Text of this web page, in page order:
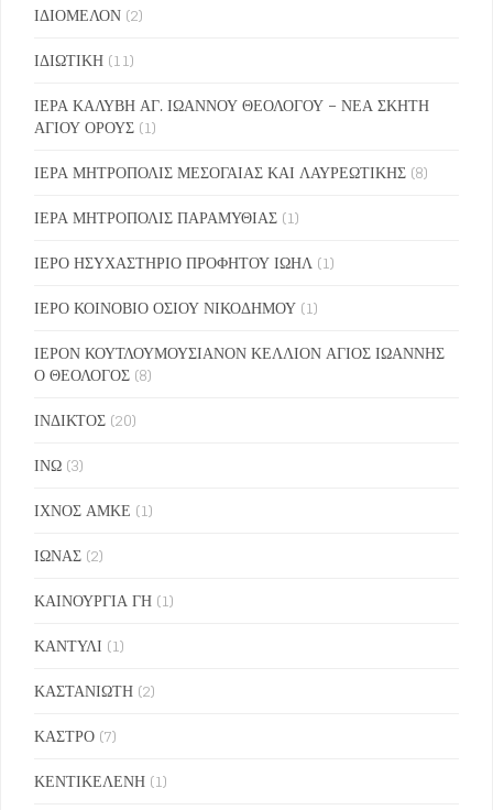
ΙΔΙΟΜΕΛΟΝ (2)
ΙΔΙΩΤΙΚΗ (11)
ΙΕΡΑ ΚΑΛΥΒΗ ΑΓ. ΙΩΑΝΝΟΥ ΘΕΟΛΟΓΟΥ – ΝΕΑ ΣΚΗΤΗ
ΑΓΙΟΥ ΟΡΟΥΣ (1)
ΙΕΡΑ ΜΗΤΡΟΠΟΛΙΣ ΜΕΣΟΓΑΙΑΣ ΚΑΙ ΛΑΥΡΕΩΤΙΚΗΣ (8)
ΙΕΡΑ ΜΗΤΡΟΠΟΛΙΣ ΠΑΡΑΜΥΘΙΑΣ (1)
ΙΕΡΟ ΗΣΥΧΑΣΤΗΡΙΟ ΠΡΟΦΗΤΟΥ ΙΩΗΛ (1)
ΙΕΡΟ ΚΟΙΝΟΒΙΟ ΟΣΙΟΥ ΝΙΚΟΔΗΜΟΥ (1)
ΙΕΡΟΝ ΚΟΥΤΛΟΥΜΟΥΣΙΑΝΟΝ ΚΕΛΛΙΟΝ ΑΓΙΟΣ ΙΩΑΝΝΗΣ
Ο ΘΕΟΛΟΓΟΣ (8)
ΙΝΔΙΚΤΟΣ (20)
ΙΝΩ (3)
ΙΧΝΟΣ ΑΜΚΕ (1)
ΙΩΝΑΣ (2)
ΚΑΙΝΟΥΡΓΙΑ ΓΗ (1)
ΚΑΝΤΥΛΙ (1)
ΚΑΣΤΑΝΙΩΤΗ (2)
ΚΑΣΤΡΟ (7)
ΚΕΝΤΙΚΕΛΕΝΗ (1)